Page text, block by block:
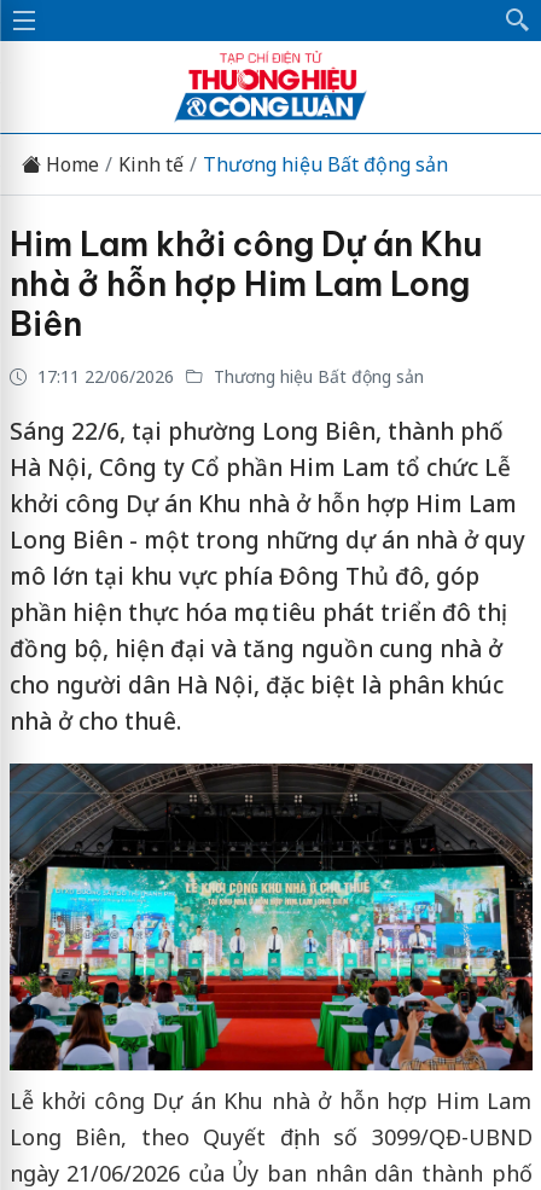
Home Kinh tế Thương hiệu Bất động sản
Him Lam khởi công Dự án Khu
nhà ở hỗn hợp Him Lam Long
Biên
17:11 22/06/2026 Thương hiệu Bất động sản
Sáng 22/6, tại phường Long Biên, thành phố
Hà Nội, Công ty Cổ phần Him Lam tổ chức Lễ
khởi công Dự án Khu nhà ở hỗn hợp Him Lam
Long Biên - một trong những dự án nhà ở quy
mô lớn tại khu vực phía Đông Thủ đô, góp
phần hiện thực hóa mục tiêu phát triển đô thị
đồng bộ, hiện đại và tăng nguồn cung nhà ở
cho người dân Hà Nội, đặc biệt là phân khúc
nhà ở cho thuê.
Lễ khởi công Dự án Khu nhà ở hỗn hợp Him Lam
Long Biên, theo Quyết định số 3099/QĐ-UBND
ngày 21/06/2026 của Ủy ban nhân dân thành phố